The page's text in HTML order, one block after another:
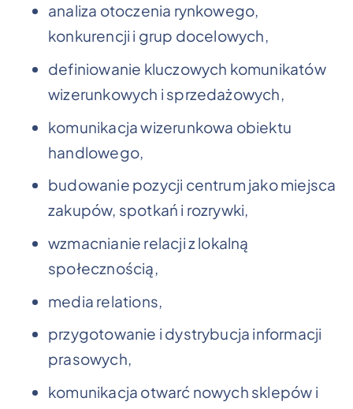
analiza otoczenia rynkowego,
konkurencji i grup docelowych,
definiowanie kluczowych komunikatów
wizerunkowych i sprzedażowych,
komunikacja wizerunkowa obiektu
handlowego,
budowanie pozycji centrum jako miejsca
zakupów, spotkań i rozrywki,
wzmacnianie relacji z lokalną
społecznością,
media relations,
przygotowanie i dystrybucja informacji
prasowych,
komunikacja otwarć nowych sklepów i